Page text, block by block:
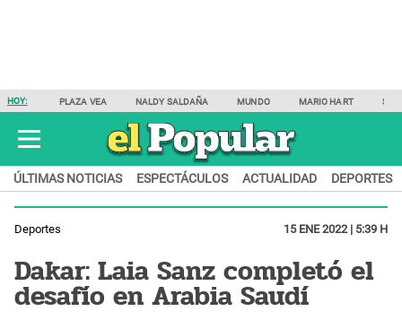
HOY: PLAZA VEA NALDY SALDAÑA MUNDO MARIO HART
ÚLTIMAS NOTICIAS ESPECTÁCULOS ACTUALIDAD DEPORTES
Deportes 15 ENE 2022 | 5:39 H
Dakar: Laia Sanz completó el
desafío en Arabia Saudí